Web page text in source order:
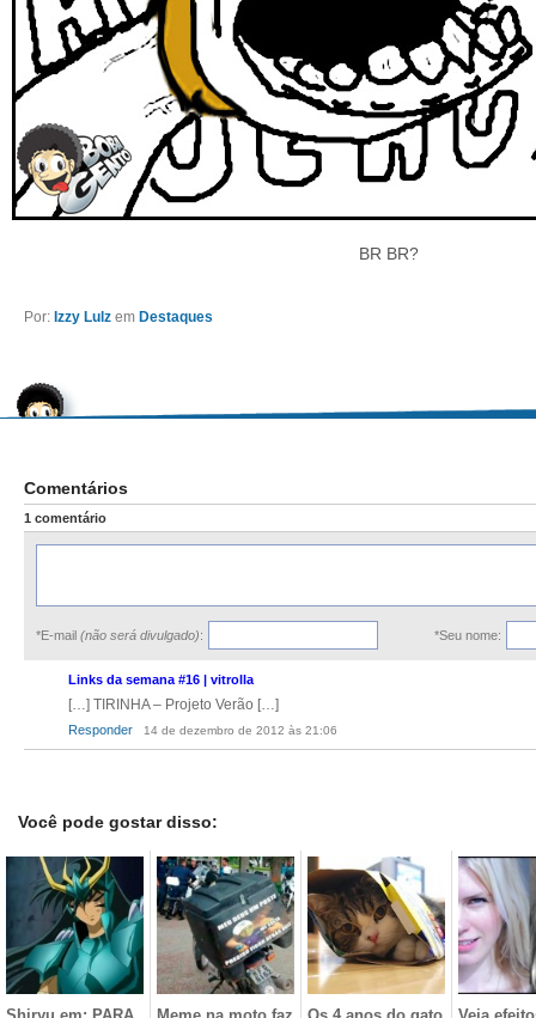
BR BR?
Por: Izzy Lulz em Destaques
Comentários
1 comentário
*E-mail (não será divulgado): *Seu nome:
Links da semana #16 | vitrolla
14 de dezembro de 2012 às 21:06
[…] TIRINHA – Projeto Verão […]
Responder
Você pode gostar disso: